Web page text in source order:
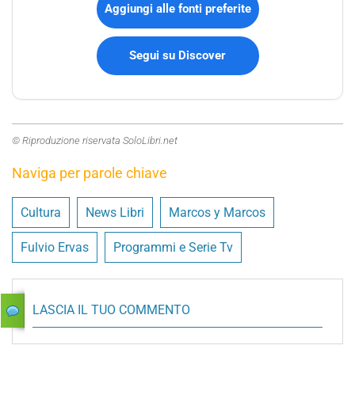
Aggiungi alle fonti preferite
Segui su Discover
© Riproduzione riservata SoloLibri.net
Naviga per parole chiave
Cultura News Libri Marcos y Marcos
Fulvio Ervas Programmi e Serie Tv
LASCIA IL TUO COMMENTO